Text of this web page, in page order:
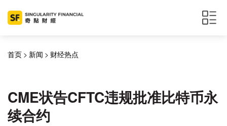
首页 > 新闻 > 财经热点
CME状告CFTC违规批准比特币永
续合约